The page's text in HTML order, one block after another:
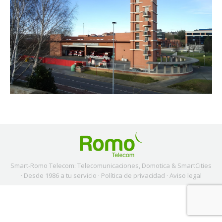
Smart-Romo Telecom: Telecomunicaciones, Domotica & SmartCities
· Desde 1986 a tu servicio · Política de privacidad · Aviso legal